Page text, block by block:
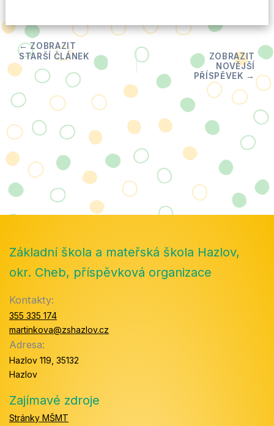
Základní škola a mateřská škola Hazlov,
okr. Cheb, příspěvková organizace
Kontakty:
355 335 174
martinkova@zshazlov.cz
Adresa:
Hazlov 119, 35132
Hazlov
Zajímavé zdroje
Stránky MŠMT